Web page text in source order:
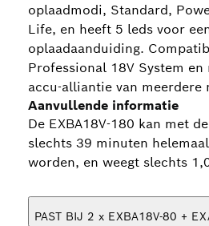
oplaadmodi, Standard,
Life, en heeft 5 leds voor
oplaadaanduiding.
Professional 18V System en
accu-alliantie van meerdere
Aanvullende informatie
De EXBA18V-180 kan met
slechts 39 minuten
worden, en weegt slechts
PAST BIJ 2 x EXBA18V-80 +